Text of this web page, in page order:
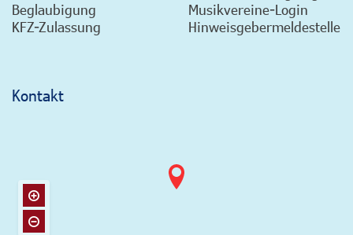
Beglaubigung
KFZ-Zulassung
Musikvereine-Login
Hinweisgebermeldestelle
Kontakt